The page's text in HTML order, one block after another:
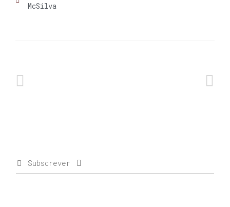
McSilva
Subscrever